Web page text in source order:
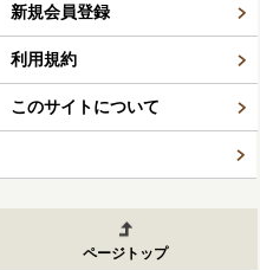
新規会員登録
利用規約
このサイトについて
ページトップ